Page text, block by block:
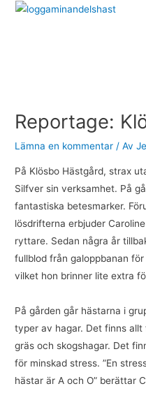
Hoppa
Reportage:
Lämna en kommentar / Av
På Klösbo Hästgård, strax
Silfver sin verksamhet. På
fantastiska betesmarker.
lösdrifterna erbjuder
ryttare. Sedan några år
fullblod från galoppbanan
vilket hon brinner lite extra
På gården går hästarna i
typer av hagar. Det finns
gräs och skogshagar. Det
för minskad stress. ”En
hästar är A och O” berättar